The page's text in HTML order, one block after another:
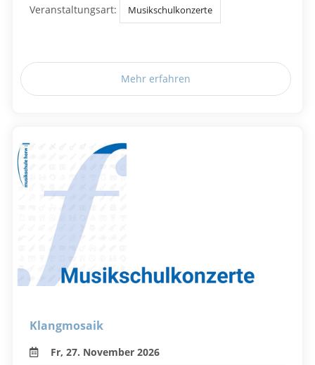
Veranstaltungsart: Musikschulkonzerte
Mehr erfahren
Klangmosaik
Fr, 27. November 2026